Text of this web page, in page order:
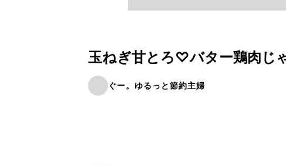
玉ねぎ甘とろ♡バター鶏肉じ
ぐー。ゆるっと節約主婦